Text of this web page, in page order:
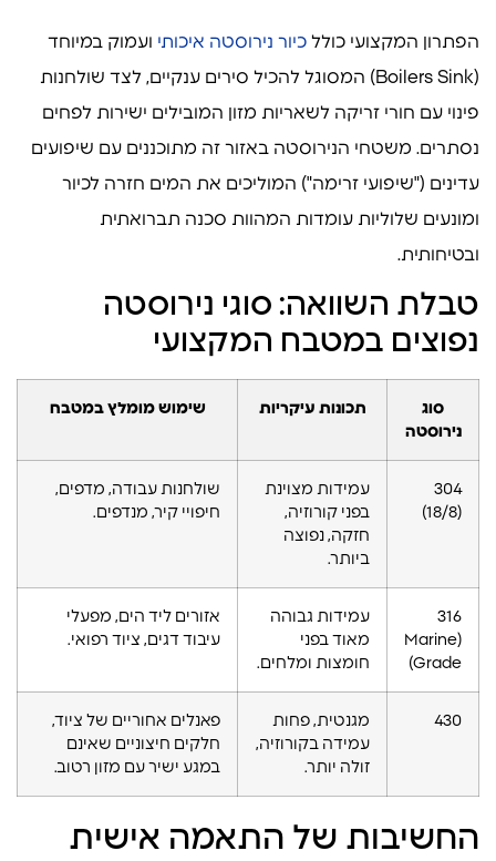
הפתרון המקצועי כולל כיור נירוסטה איכותי ועמוק במיוחד
(Boilers Sink) המסוגל להכיל סירים ענקיים, לצד שולחנות
פינוי עם חורי זריקה לשאריות מזון המובילים ישירות לפחים
נסתרים. משטחי הנירוסטה באזור זה מתוכננים עם שיפועים
עדינים ("שיפועי זרימה") המוליכים את המים חזרה לכיור
ומונעים שלוליות עומדות המהוות סכנה תברואתית
ובטיחותית.
טבלת השוואה: סוגי נירוסטה
נפוצים במטבח המקצועי
סוג
נירוסטה
תכונות עיקריות שימוש מומלץ במטבח
304
(18/8)
עמידות מצוינת
בפני קורוזיה,
חזקה, נפוצה
ביותר.
שולחנות עבודה, מדפים,
חיפויי קיר, מנדפים.
316
(Marine
Grade)
עמידות גבוהה
מאוד בפני
חומצות ומלחים.
אזורים ליד הים, מפעלי
עיבוד דגים, ציוד רפואי.
430
מגנטית, פחות
עמידה בקורוזיה,
זולה יותר.
פאנלים אחוריים של ציוד,
חלקים חיצוניים שאינם
במגע ישיר עם מזון רטוב.
החשיבות של התאמה אישית